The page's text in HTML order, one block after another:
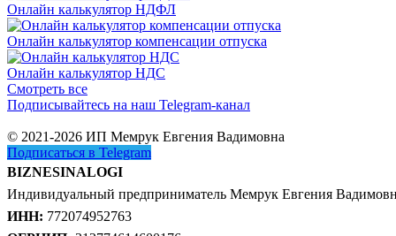
Онлайн калькулятор НДФЛ
Онлайн калькулятор компенсации отпуска
Онлайн калькулятор НДС
Смотреть все
Подписывайтесь на наш Telegram-канал
© 2021-2026 ИП Мемрук Евгения Вадимовна
Подписаться в Telegram
BIZNESINALOGI
Индивидуальный предприниматель Мемрук Евгения
ИНН: 772074952763